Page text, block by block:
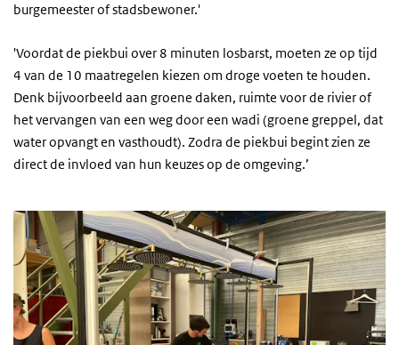
burgemeester of stadsbewoner.'
'Voordat de piekbui over 8 minuten losbarst, moeten ze op tijd
4 van de 10 maatregelen kiezen om droge voeten te houden.
Denk bijvoorbeeld aan groene daken, ruimte voor de rivier of
het vervangen van een weg door een wadi (groene greppel, dat
water opvangt en vasthoudt). Zodra de piekbui begint zien ze
direct de invloed van hun keuzes op de omgeving.’